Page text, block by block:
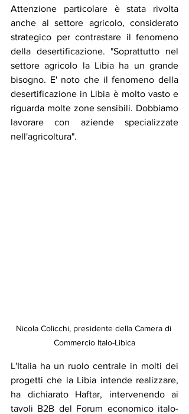
Attenzione particolare è stata rivolta
anche al settore agricolo, considerato
strategico per contrastare il fenomeno
della desertificazione. "Soprattutto nel
settore agricolo la Libia ha un grande
bisogno. E' noto che il fenomeno della
desertificazione in Libia è molto vasto e
riguarda molte zone sensibili. Dobbiamo
lavorare con aziende specializzate
nell'agricoltura".
Nicola Colicchi, presidente della Camera di
Commercio Italo-Libica
L'Italia ha un ruolo centrale in molti dei
progetti che la Libia intende realizzare,
ha dichiarato Haftar, intervenendo ai
tavoli B2B del Forum economico italo-